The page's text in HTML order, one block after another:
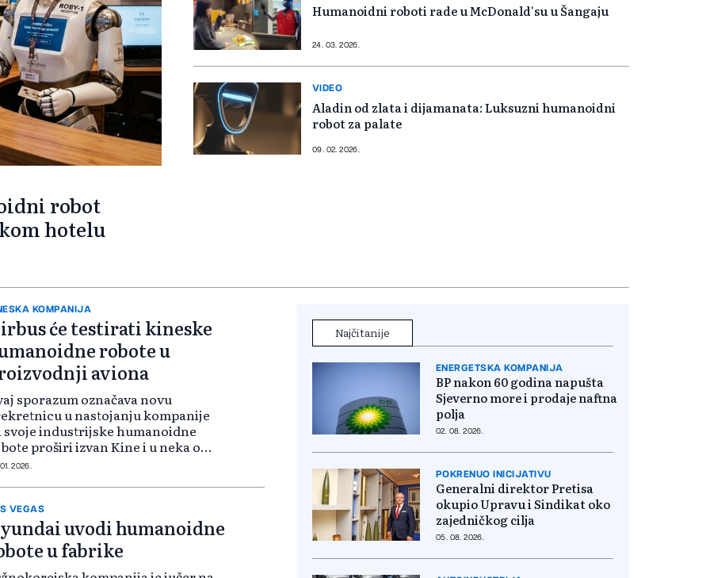
robot
hotelu
Humanoidni roboti rade u McDonald'su u Šangaju
24. 03. 2026.
VIDEO
Aladin od zlata i dijamanata: Luksuzni humanoidni
robot za palate
09. 02. 2026.
KOMPANIJA
će testirati kineske
robote u
aviona
sporazum označava novu
u nastojanju kompanije
svoje industrijske humanoidne
proširi izvan Kine i u neka od
proizvodnih
kompanija za avijaciju
je human...
2026.
VEGAS
uvodi humanoidne
u fabrike
Najčitanije
ENERGETSKA KOMPANIJA
BP nakon 60 godina napušta
Sjeverno more i prodaje naftna
polja
02. 08. 2026.
POKRENUO INICIJATIVU
Generalni direktor Pretisa
okupio Upravu i Sindikat oko
zajedničkog cilja
05. 08. 2026.